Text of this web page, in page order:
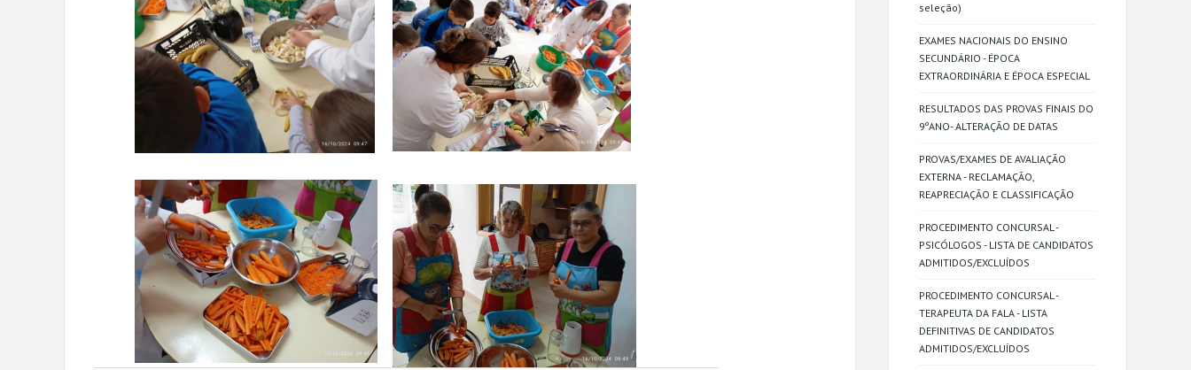
seleção)
EXAMES NACIONAIS DO ENSINO
SECUNDÁRIO - ÉPOCA
EXTRAORDINÁRIA E ÉPOCA ESPECIAL
RESULTADOS DAS PROVAS FINAIS DO
9ºANO- ALTERAÇÃO DE DATAS
PROVAS/EXAMES DE AVALIAÇÃO
EXTERNA - RECLAMAÇÃO,
REAPRECIAÇÃO E CLASSIFICAÇÃO
PROCEDIMENTO CONCURSAL -
PSICÓLOGOS - LISTA DE CANDIDATOS
ADMITIDOS/EXCLUÍDOS
PROCEDIMENTO CONCURSAL -
TERAPEUTA DA FALA - LISTA
DEFINITIVAS DE CANDIDATOS
ADMITIDOS/EXCLUÍDOS